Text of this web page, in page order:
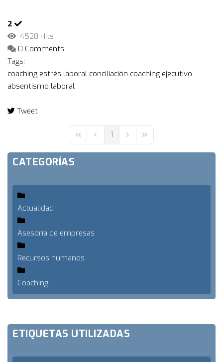
2
4528 Hits
0 Comments
Tags:
coaching estrés laboral conciliación coaching ejecutivo
absentismo laboral
Tweet
First PagePrevious Page
1 Next PageLast Page
CATEGORÍAS
Actualidad
Asesoría de empresas
Recursos humanos
Coaching
ETIQUETAS UTILIZADAS